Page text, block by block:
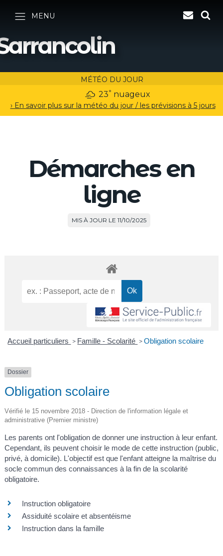
MENU
MÉTÉO DU JOUR
23° nuageux
› En savoir plus sur la météo du jour / les prévisions à 5 jours
Démarches en
ligne
MIS À JOUR LE 11/10/2025
Accueil particuliers > Famille - Scolarité > Obligation scolaire
Dossier
Obligation scolaire
Vérifié le 15 novembre 2018 - Direction de l'information légale et
administrative (Premier ministre)
Les parents ont l'obligation de donner une instruction à leur enfant.
Cependant, ils peuvent choisir le mode de cette instruction (public,
privé, à domicile). L'objectif est que l'enfant atteigne la maîtrise du
socle commun des connaissances à la fin de la scolarité
obligatoire.
Instruction obligatoire
Assiduité scolaire et absentéisme
Instruction dans la famille